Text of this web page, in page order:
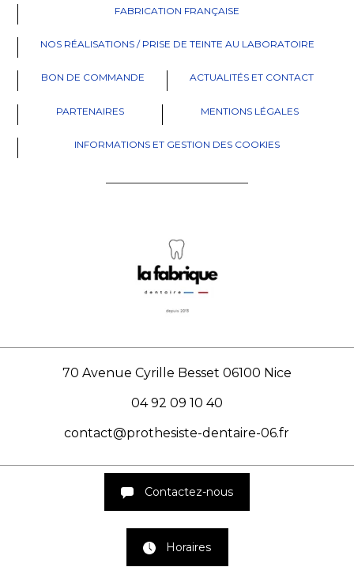
FABRICATION FRANÇAISE
NOS RÉALISATIONS / PRISE DE TEINTE AU LABORATOIRE
BON DE COMMANDE ACTUALITÉS ET CONTACT
PARTENAIRES MENTIONS LÉGALES
INFORMATIONS ET GESTION DES COOKIES
70 Avenue Cyrille Besset 06100 Nice
04 92 09 10 40
contact@prothesiste-dentaire-06.fr
Contactez-nous
Horaires